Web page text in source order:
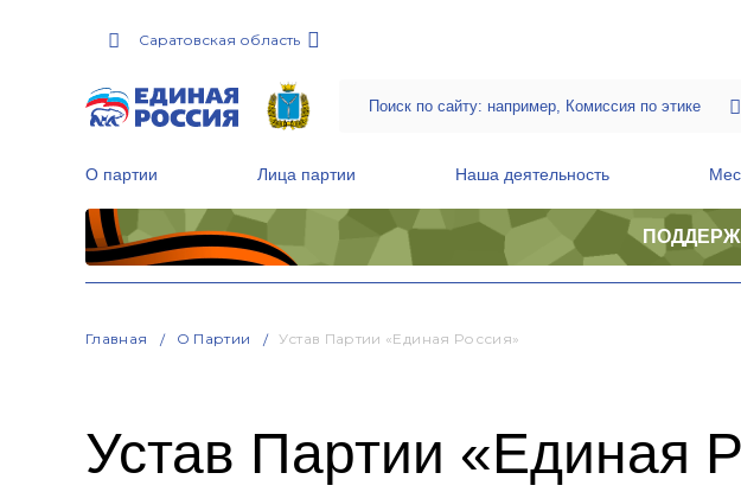
Саратовская область
О партии Лица партии Наша деятельность
Главная О Партии Устав Партии «Единая Россия»
Устав Партии «Единая